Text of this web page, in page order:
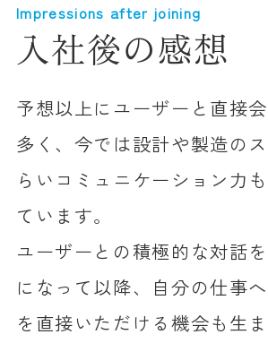
Impressions after joining
入社後の感想
予想以上にユーザーと直接
多く、今では設計や製造の
らいコミュニケーション力
ています。
ユーザーとの積極的な対話
になって以降、自分の仕事
を直接いただける機会も生